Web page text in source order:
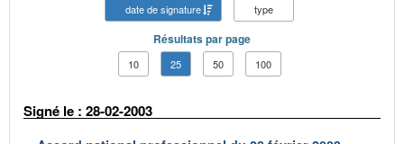
date de signature
type
Résultats par page
10 25 50 100
Signé le : 28-02-2003